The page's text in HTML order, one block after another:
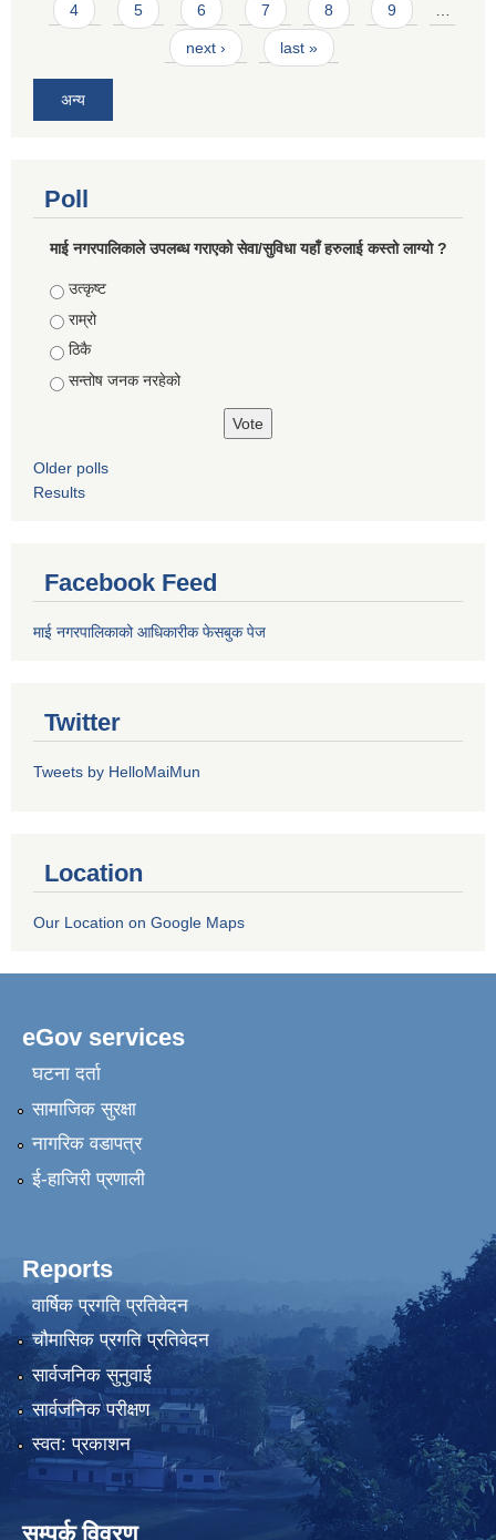
4 5 6 7 8 9 …
next › last »
अन्य
Poll
माई नगरपालिकाले उपलब्ध गराएको सेवा/सुविधा यहाँ हरुलाई कस्तो लाग्यो ?
Choices
उत्कृष्ट
राम्रो
ठिकै
सन्तोष जनक नरहेको
Older polls
Results
Facebook Feed
माई नगरपालिकाको आधिकारीक फेसबुक पेज
Twitter
Tweets by HelloMaiMun
Location
Our Location on Google Maps
eGov services
घटना दर्ता
सामाजिक सुरक्षा
नागरिक वडापत्र
ई-हाजिरी प्रणाली
Reports
वार्षिक प्रगति प्रतिवेदन
चौमासिक प्रगति प्रतिवेदन
सार्वजनिक सुनुवाई
सार्वजनिक परीक्षण
स्वत: प्रकाशन
सम्पर्क विवरण